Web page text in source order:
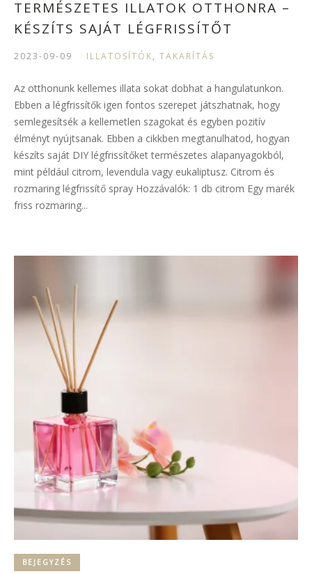
TERMÉSZETES ILLATOK OTTHONRA –
KÉSZÍTS SAJÁT LÉGFRISSÍTŐT
2023-09-09 ILLATOSÍTÓK, TAKARÍTÁS
Az otthonunk kellemes illata sokat dobhat a hangulatunkon.
Ebben a légfrissítők igen fontos szerepet játszhatnak, hogy
semlegesítsék a kellemetlen szagokat és egyben pozitív
élményt nyújtsanak. Ebben a cikkben megtanulhatod, hogyan
készíts saját DIY légfrissítőket természetes alapanyagokból,
mint például citrom, levendula vagy eukaliptusz. Citrom és
rozmaring légfrissítő spray Hozzávalók: 1 db citrom Egy marék
friss rozmaring...
BEJEGYZÉS